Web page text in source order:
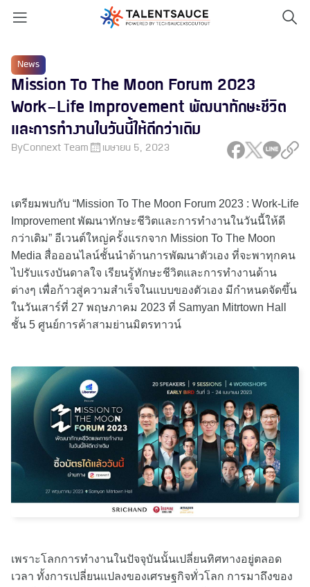
News
Mission To The Moon Forum 2023
Work-Life Improvement พัฒนาทักษะชีวิต
และการทำงานในวันนี้ให้ดีกว่าเดิม
ByConnext Team เมษายน 5, 2023
เตรียมพบกับ “Mission To The Moon Forum 2023 : Work-Life
Improvement พัฒนาทักษะชีวิตและการทำงานในวันนี้ให้ดี
กว่าเดิม” อีเวนต์ใหญ่ครั้งแรกจาก Mission To The Moon
Media สื่อออนไลน์ชั้นนำด้านการพัฒนาตัวเอง ที่จะพาทุกคน
ไปรับแรงบันดาลใจ เรียนรู้ทักษะชีวิตและการทำงานด้าน
ต่างๆ เพื่อก้าวสู่ความสำเร็จในแบบของตัวเอง มีกำหนดจัดขึ้น
ในวันเสาร์ที่ 27 พฤษภาคม 2023 ที่ Samyan Mitrtown Hall
ชั้น 5 ศูนย์การค้าสามย่านมิตรทาวน์
เพราะโลกการทำงานในปัจจุบันนั้นเปลี่ยนทิศทางอยู่ตลอด
เวลา ทั้งการเปลี่ยนแปลงของเศรษฐกิจทั่วโลก การมาถึงของ